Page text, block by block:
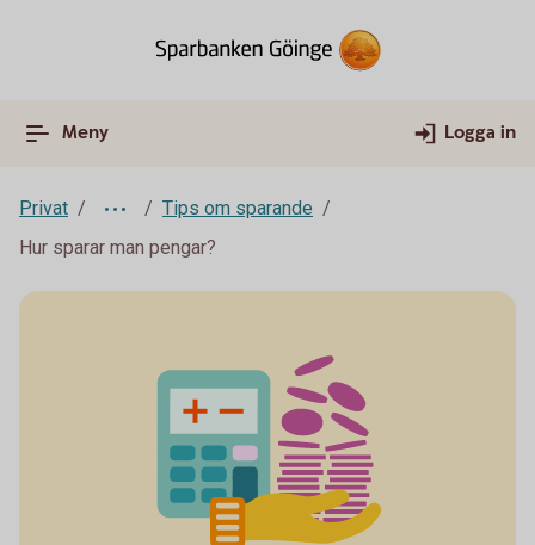
Meny Logga in
Privat
Tips om sparande
Hur sparar man pengar?